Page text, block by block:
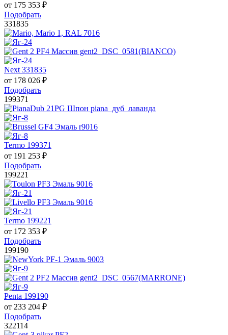
от 175 353 ₽
Подобрать
331835
Next 331835
от 178 026 ₽
Подобрать
199371
Termo 199371
от 191 253 ₽
Подобрать
199221
Termo 199221
от 172 353 ₽
Подобрать
199190
Penta 199190
от 233 204 ₽
Подобрать
322114